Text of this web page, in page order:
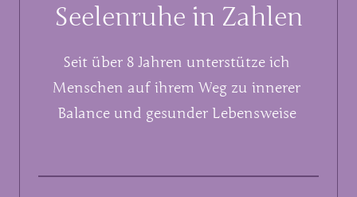
Seelenruhe in Zahlen
Seit über 8 Jahren unterstütze ich
Menschen auf ihrem Weg zu innerer
Balance und gesunder Lebensweise